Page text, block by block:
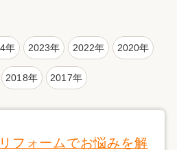
年 2023年 2022年 2020年
2018年 2017年
フォームでお悩みを解